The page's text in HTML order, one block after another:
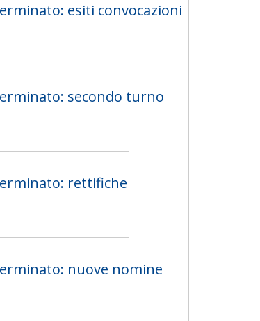
esiti convocazioni
secondo turno
rettifiche
nuove nomine